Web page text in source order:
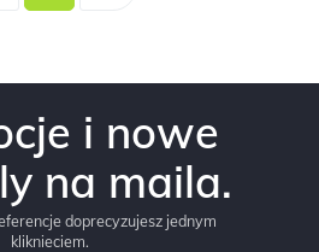
i nowe
na maila.
doprecyzujesz jednym
kliknieciem.